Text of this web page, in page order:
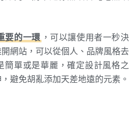
要的一環 ，可以讓使用者一秒決
網站，可以從個人、品牌風格去
簡單或是華麗，確定設計風格之
避免胡亂添加天差地遠的元素。